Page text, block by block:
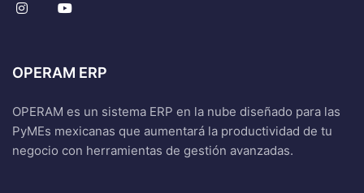
OPERAM ERP
OPERAM es un sistema ERP en la nube diseñado para las
PyMEs mexicanas que aumentará la productividad de tu
negocio con herramientas de gestión avanzadas.